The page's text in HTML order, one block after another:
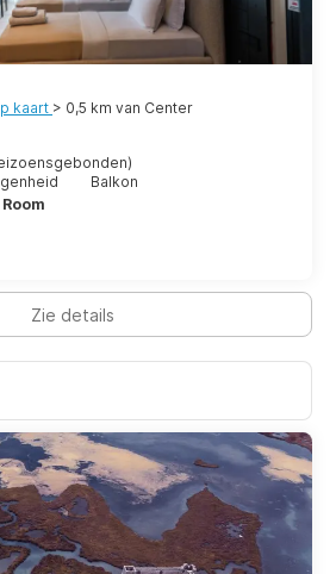
kaart > 0,5 km van Center
Balkon
Zie details